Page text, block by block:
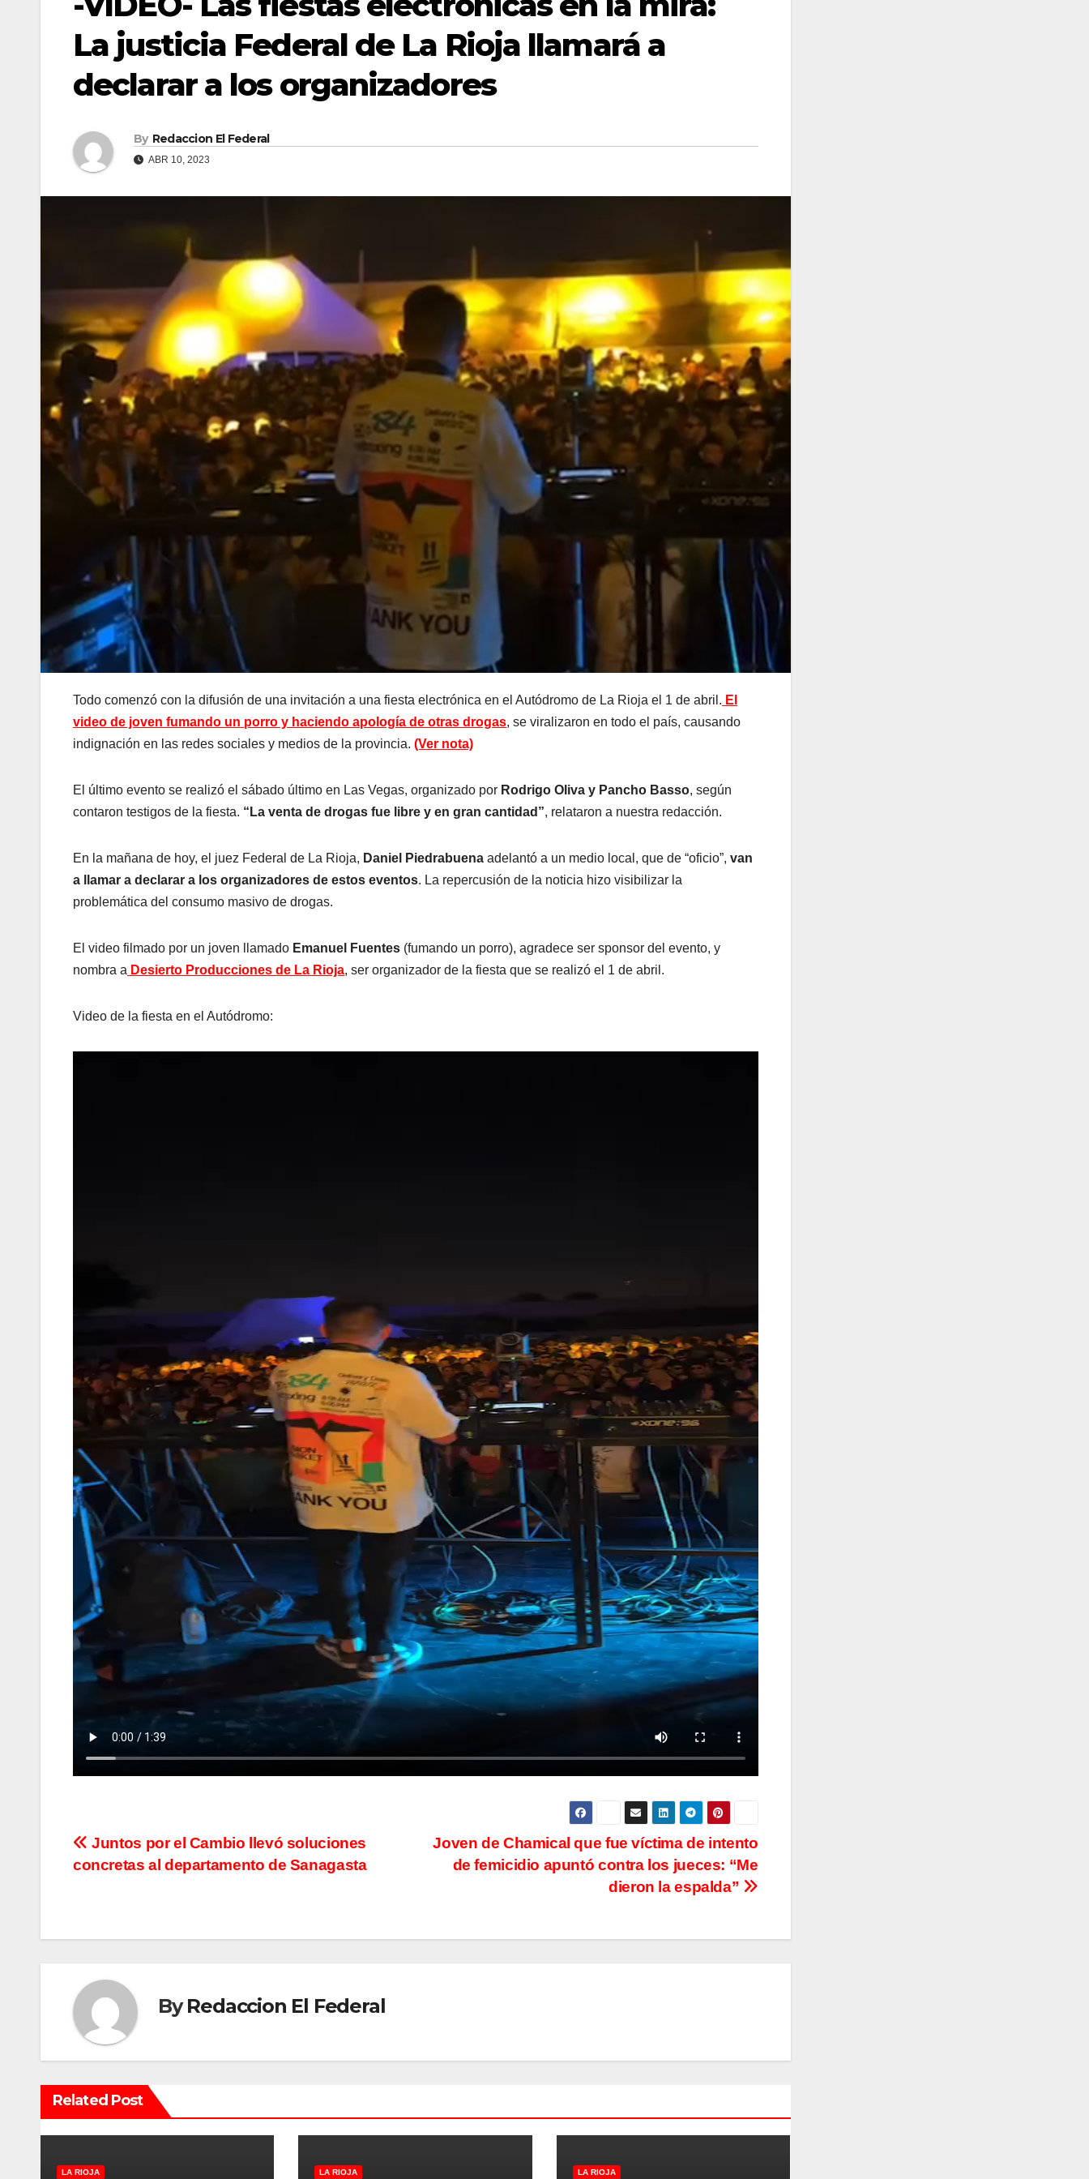
La justicia Federal de La Rioja llamará a
declarar a los organizadores
By Redaccion El Federal
ABR 10, 2023
Todo comenzó con la difusión de una invitación a una fiesta electrónica en el Autódromo de La Rioja el 1 de abril. El
video de joven fumando un porro y haciendo apología de otras drogas, se viralizaron en todo el país, causando
indignación en las redes sociales y medios de la provincia. (Ver nota)
El último evento se realizó el sábado último en Las Vegas, organizado por Rodrigo Oliva y Pancho Basso, según
contaron testigos de la fiesta. “La venta de drogas fue libre y en gran cantidad”, relataron a nuestra redacción.
En la mañana de hoy, el juez Federal de La Rioja, Daniel Piedrabuena adelantó a un medio local, que de “oficio”, van
a llamar a declarar a los organizadores de estos eventos. La repercusión de la noticia hizo visibilizar la
problemática del consumo masivo de drogas.
El video filmado por un joven llamado Emanuel Fuentes (fumando un porro), agradece ser sponsor del evento, y
nombra a Desierto Producciones de La Rioja, ser organizador de la fiesta que se realizó el 1 de abril.
Video de la fiesta en el Autódromo:
N
e
g
a
c
i
ó
Joven de Chamical que fue víctima de intento
de femicidio apuntó contra los jueces: “Me
dieron la espalda”
Juntos por el Cambio llevó soluciones
concretas al departamento de Sanagasta
ByRedaccion El Federal
Related Post
LA RIOJA LA RIOJA LA RIOJA